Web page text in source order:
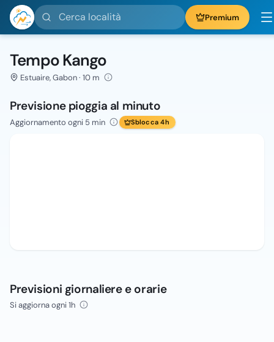
Cerca località Premium
Tempo Kango
Estuaire, Gabon · 10 m
Previsione pioggia al minuto
Aggiornamento ogni 5 min Sblocca 4h
Previsioni giornaliere e orarie
Si aggiorna ogni 1h